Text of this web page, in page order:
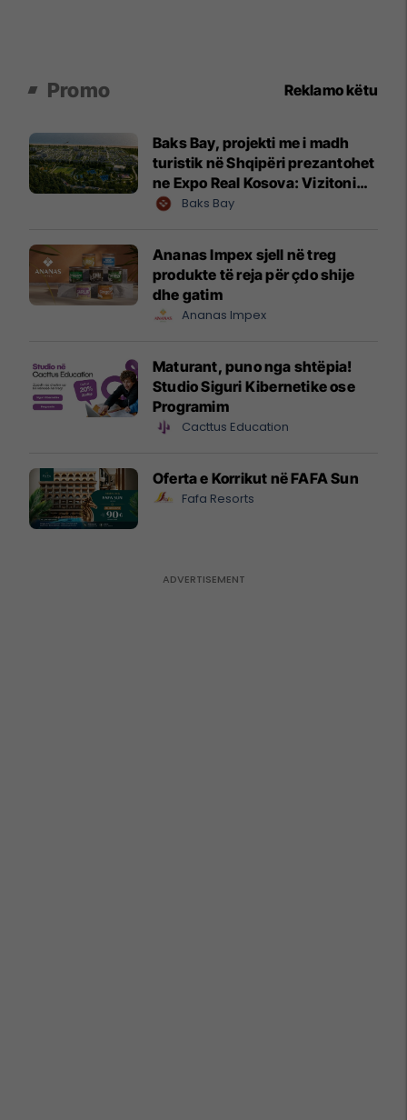
Promo Reklamo këtu
Baks Bay, projekti me i madh
turistik në Shqipëri prezantohet
ne Expo Real Kosova: Vizitoni
shtandin dhe zbuloni
Baks Bay
Ananas Impex sjell në treg
produkte të reja për çdo shije
dhe gatim
Ananas Impex
Maturant, puno nga shtëpia!
Studio Siguri Kibernetike ose
Programim
Cacttus Education
Oferta e Korrikut në FAFA Sun
Fafa Resorts